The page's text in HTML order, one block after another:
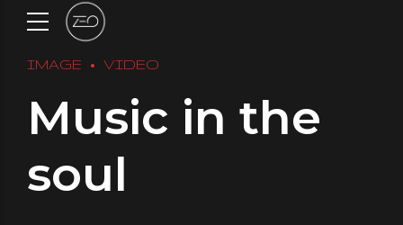
IMAGE VIDEO
Music in the
soul